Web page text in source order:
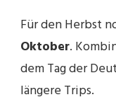
Für den Herbst
Oktober.
dem Tag der
längere Trips.